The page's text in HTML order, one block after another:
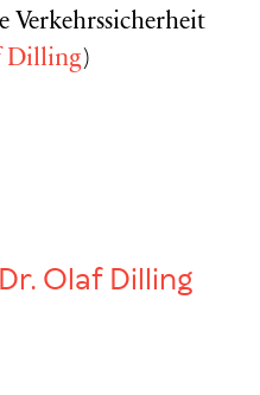
Verkehrssicherheit
Dilling)
Dr. Olaf Dilling